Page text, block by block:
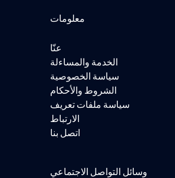
معلومات
عنّا
الخدمة والمساءلة
سياسة الخصوصية
الشروط والأحكام
سياسة ملفات تعريف
الارتباط
اتصل بنا
وسائل التواصل الاجتماعي